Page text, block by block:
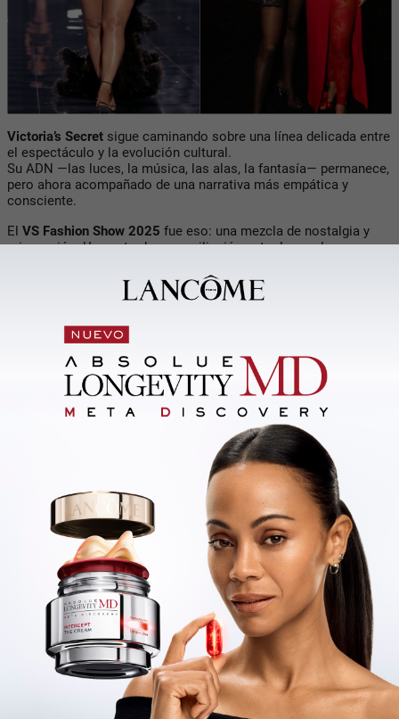
Victoria’s Secret sigue caminando sobre una línea delicada entre
el espectáculo y la evolución cultural.
Su ADN —las luces, la música, las alas, la fantasía— permanece,
pero ahora acompañado de una narrativa más empática y
consciente.
El VS Fashion Show 2025 fue eso: una mezcla de nostalgia y
reinvención. Un gesto de reconciliación entre lo que la marca
El público lo vivió como una catarsis colectiva; la crítica, como
una resurrección con matices.
¿Es un cambio profundo o una estrategia bien orquestada? Tal
vez ambas cosas. Pero algo es seguro:
ocupar el centro de la conversación global
, esta vez con una voz
más diversa, más humana y —quizás por fin— más libre.
Compartir con tus amigos de
Tu opinión enriquece este artículo:
Ingresar con Google
Te puede interesar: